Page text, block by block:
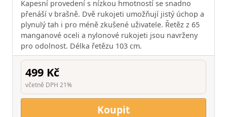
Kapesní provedení s nízkou hmotností se snadno
přenáší v brašně. Dvě rukojeti umožňují jistý úchop a
plynulý tah i pro méně zkušené uživatele. Řetěz z 65
manganové oceli a nylonové rukojeti jsou navrženy
pro odolnost. Délka řetězu 103 cm.
499 Kč
včetně DPH 21%
Koupit